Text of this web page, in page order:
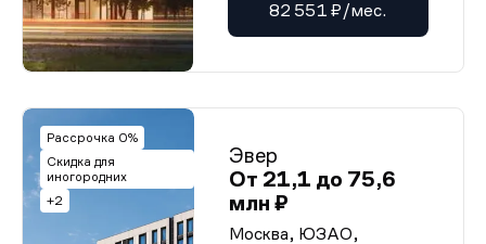
82 551 ₽/мес.
Рассрочка 0%
Скидка для
иногородних
+2
Эвер
От 21,1 до 75,6
млн ₽
Москва, ЮЗАО,